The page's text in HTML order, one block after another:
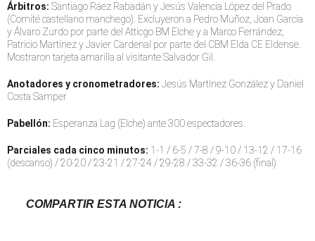
Árbitros: Santiago Ráez Rabadán y Jesús Valencia López del Prado
(Comité castellano manchego). Excluyeron a Pedro Muñoz, Joan García
y Álvaro Zurdo por parte del Atticgo BM Elche y a Marco Ferrández,
Patricio Martínez y Javier Cardenal por parte del CBM Elda CE Eldense.
Mostraron tarjeta amarilla al visitante Salvador Gil.
Anotadores y cronometradores: Jesús Martínez González y Daniel
Costa Samper
Pabellón: Esperanza Lag (Elche) ante 300 espectadores.
Parciales cada cinco minutos: 1-1 / 6-5 / 7-8 / 9-10 / 13-12 / 17-16
(descanso) / 20-20 / 23-21 / 27-24 / 29-28 / 33-32 / 36-36 (final)
COMPARTIR ESTA NOTICIA :